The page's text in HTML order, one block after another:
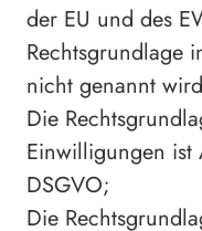
der EU und des
Rechtsgrundlage
nicht genannt
Die
Einwilligungen
DSGVO;
Die